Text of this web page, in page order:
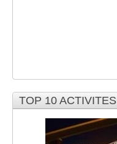
TOP 10 ACTIVITES